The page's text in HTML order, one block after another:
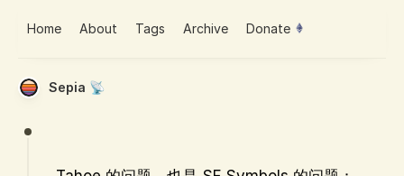
Sepia 📡
Home About Tags Archive Donate